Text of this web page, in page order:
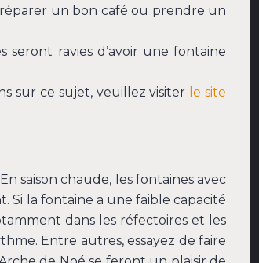
un bon café ou prendre un
ravies d’avoir une fontaine
sur ce sujet, veuillez visiter le site
saison chaude, les fontaines avec
Si la fontaine a une faible capacité
dans les réfectoires et les
Entre autres, essayez de faire